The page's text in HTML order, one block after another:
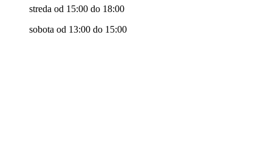
streda od 15:00 do 18:00
sobota od 13:00 do 15:00